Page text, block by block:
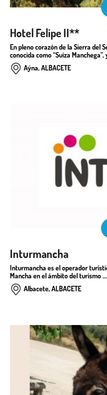
Hotel Felipe II**
En pleno corazón de la Sierra del
conocida como “Suiza
Aýna, ALBACETE
Inturmancha
Inturmancha es el operador
Mancha en el ámbito del turismo ...
Albacete, ALBACETE